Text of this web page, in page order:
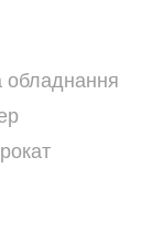
обладнання